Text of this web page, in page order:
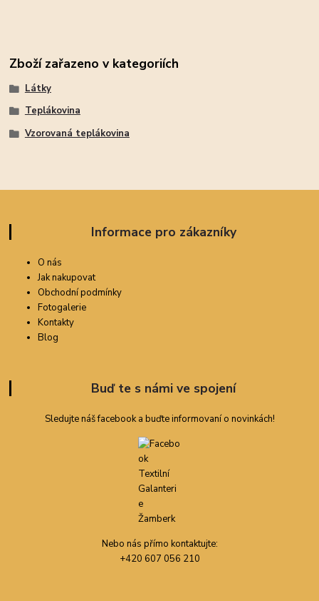
Zboží zařazeno v kategoriích
Látky
Teplákovina
Vzorovaná teplákovina
Informace pro zákazníky
O nás
Jak nakupovat
Obchodní podmínky
Fotogalerie
Kontakty
Blog
Buď te s námi ve spojení
Sledujte náš facebook a buďte informovaní o novinkách!
Nebo nás přímo kontaktujte:
+420 607 056 210